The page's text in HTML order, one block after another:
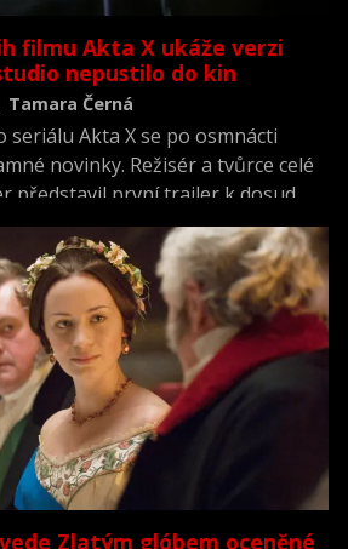
filmu Akta X ukáže verzi
nepustilo do kin
Tamara Černá
seriálu Akta X se po osmnácti
novinky. Režisér a tvůrce celé
představil první trailer k dosud
filmu Akta X: Chci uvěřit.
Zlatým glóbem oceněné